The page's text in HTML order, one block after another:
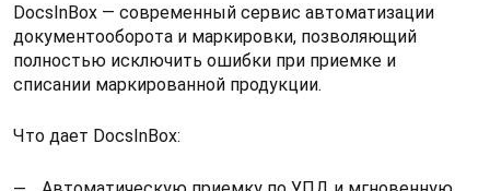
DocsInBox — современный сервис автоматизации
документооборота и маркировки, позволяющий
полностью исключить ошибки при приемке и
списании маркированной продукции.
Что дает DocsInBox: